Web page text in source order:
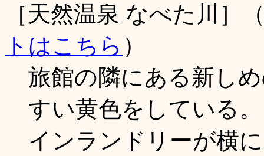
［天然温泉 なべた川］
トはこちら ）
旅館の隣にある新し
すい黄色をしている
インランドリーが横